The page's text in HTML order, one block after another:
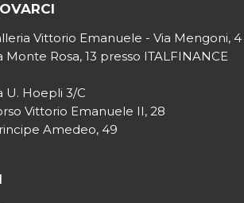
Vittorio Emanuele - Via Mengoni, 4
Monte Rosa, 13 presso ITALFINANCE
U. Hoepli 3/C
Vittorio Emanuele II, 28
Amedeo, 49